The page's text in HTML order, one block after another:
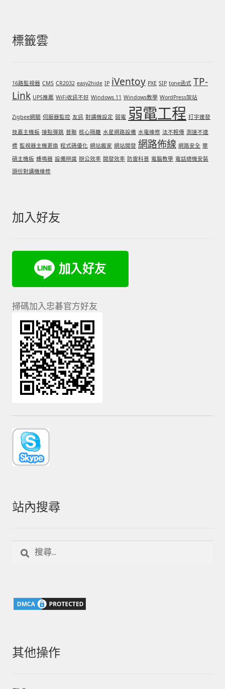
標籤雲
16路監視器 CMS CR2032 easy2hide IP iVentoy PXE SIP tone函式 TP-
Link UPS推薦 WiFi收訊不好 Windows 11 Windows教學 WordPress架站
Zigbee網關 伺服器監控 友訊 對講機設定 弱電 弱電工程 打字連發
技嘉主機板 接點彈跳 普聯 核心隔離 水星網路設備 水電維修 法不輕傳 測速不達
標 監視器主機更換 程式碼優化 網站搬家 網站開發 網路佈線 網路安全 華
碩主機板 蜂鳴器 設備辨識 辦公效率 開發效率 防雷科普 電腦教學 電話總機安裝
頭份對講機維修
加入好友
掃碼加入忠碁官方好友
站內搜尋
字:
其他操作